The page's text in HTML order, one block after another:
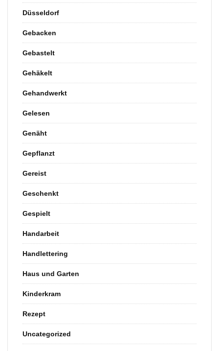
Düsseldorf
Gebacken
Gebastelt
Gehäkelt
Gehandwerkt
Gelesen
Genäht
Gepflanzt
Gereist
Geschenkt
Gespielt
Handarbeit
Handlettering
Haus und Garten
Kinderkram
Rezept
Uncategorized